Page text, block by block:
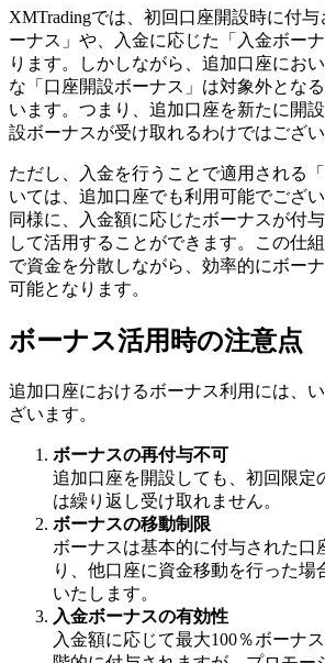
XMTradingでは、初回口座開設時に付
ーナス」や、入金に応じた「入金ボー
ります。しかしながら、追加口座にお
な「口座開設ボーナス」は対象外とな
います。つまり、追加口座を新たに開
設ボーナスが受け取れるわけではござい
ただし、入金を行うことで適用される
いては、追加口座でも利用可能でござ
同様に、入金額に応じたボーナスが付
して活用することができます。この仕
で資金を分散しながら、効率的にボー
可能となります。
ボーナス活用時の注意点
追加口座におけるボーナス利用には、
ざいます。
ボーナスの再付与不可
追加口座を開設しても、初回限定
は繰り返し受け取れません。
ボーナスの移動制限
ボーナスは基本的に付与された口
り、他口座に資金移動を行った場
いたします。
入金ボーナスの有効性
入金額に応じて最大100％ボーナ